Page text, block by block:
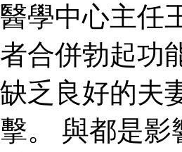
醫學中心主任
者合併勃起功
缺乏良好的夫
擊。 與都是